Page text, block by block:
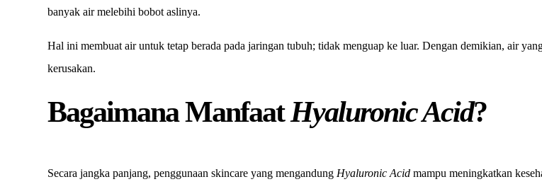
banyak air melebihi bobot aslinya.
Hal ini membuat air untuk tetap berada pada jaringan tubuh; tidak menguap ke luar. Dengan demikian, air
kerusakan.
Bagaimana ManfaatHyaluronic Acid?
Secara jangka panjang, penggunaan skincare yang mengandung Hyaluronic Acid mampu meningkatkan